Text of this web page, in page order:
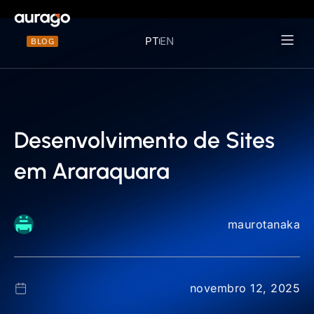
BLOG PTEN
Desenvolvimento de Sites
em Araraquara
maurotanaka
novembro 12, 2025